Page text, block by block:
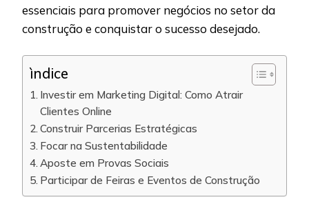
essenciais para promover negócios no setor da
construção e conquistar o sucesso desejado.
ìndice
Investir em Marketing Digital: Como Atrair
Clientes Online
Construir Parcerias Estratégicas
Focar na Sustentabilidade
Aposte em Provas Sociais
Participar de Feiras e Eventos de Construção